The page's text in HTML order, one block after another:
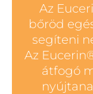
Az
bőröd
segíteni
Az
átfogó